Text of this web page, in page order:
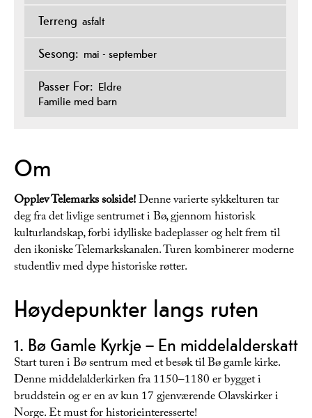
Terreng asfalt
Sesong: mai - september
Passer For: Eldre
Familie med barn
Om
Opplev Telemarks solside!Denne varierte sykkelturen tar
deg fra det livlige sentrumet i Bø, gjennom historisk
kulturlandskap, forbi idylliske badeplasser og helt frem til
den ikoniske Telemarkskanalen. Turen kombinerer moderne
studentliv med dype historiske røtter.
Høydepunkter langs ruten
1. Bø Gamle Kyrkje – En middelalderskatt
Start turen i Bø sentrum med et besøk til Bø gamle kirke.
Denne middelalderkirken fra 1150–1180 er bygget i
bruddstein og er en av kun 17 gjenværende Olavskirker i